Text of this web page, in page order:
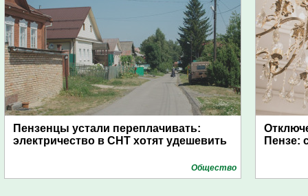
Пензенцы устали переплачивать:
электричество в СНТ хотят удешевить
Общество
Пензе: